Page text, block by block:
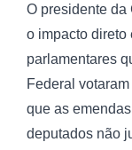
O presidente da
o impacto direto
parlamentares
Federal
que as
deputados não